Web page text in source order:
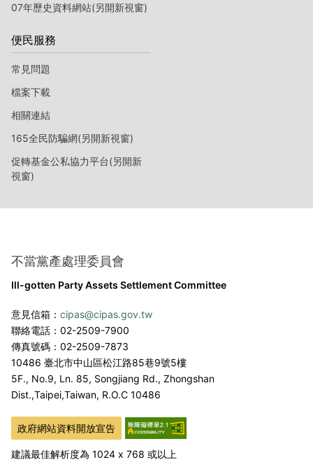
07年歷史資料網站(另開新視窗)
便民服務
常見問題
檔案下載
相關連結
165全民防騙網(另開新視窗)
促轉基金公私協力平台(另開新
視窗)
不當黨產處理委員會
Ill-gotten Party Assets Settlement Committee
意見信箱： cipas@cipas.gov.tw
聯絡電話：02-2509-7900
傳真號碼：02-2509-7873
10486 臺北市中山區松江路85巷9號5樓
5F., No.9, Ln. 85, Songjiang Rd., Zhongshan
Dist.,Taipei,Taiwan, R.O.C 10486
政府網站資料開放宣告
建議最佳解析度為 1024 x 768 或以上